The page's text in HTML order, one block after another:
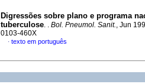
Digressões sobre plano e programa
tuberculose. . Bol. Pneumol. Sanit., Jun
0103-460X
· texto em português